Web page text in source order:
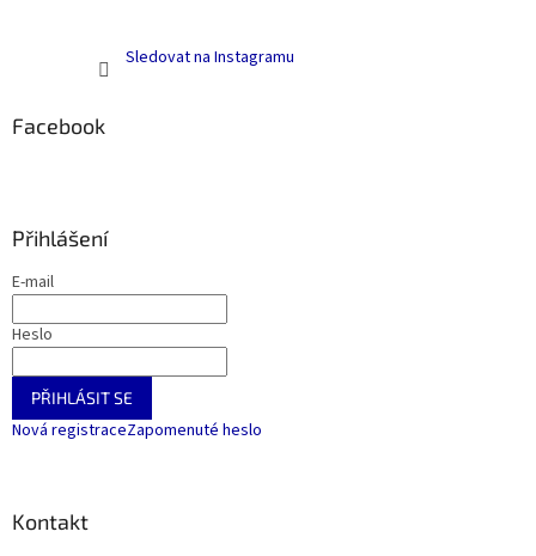
Sledovat na Instagramu
Facebook
Přihlášení
E-mail
Heslo
PŘIHLÁSIT SE
Nová registraceZapomenuté heslo
Kontakt